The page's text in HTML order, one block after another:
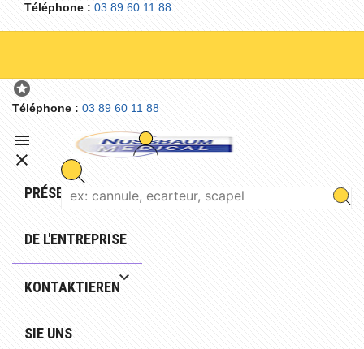
Téléphone : 03 89 60 11 88

Téléphone : 03 89 60 11 88


PRÉSENTATION
DE L'ENTREPRISE
KONTAKTIEREN
SIE UNS